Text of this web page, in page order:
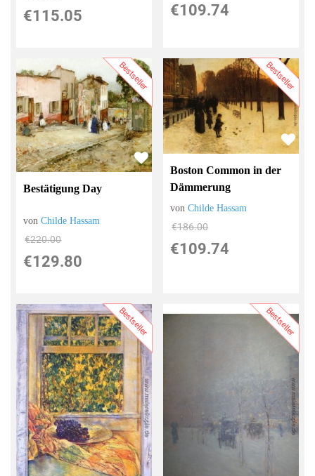
€115.05 €109.74
Bestseller
Bestätigung Day
vonChilde Hassam
€220.00
€129.80
Bestseller
Boston Common in der
Dämmerung
vonChilde Hassam
€186.00
€109.74
Bestseller Bestseller